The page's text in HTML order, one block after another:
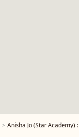
Anisha Jo (Star